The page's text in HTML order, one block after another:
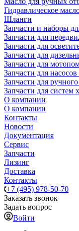
Гидравлическое
Шланги
Запчасти и наборы
Запчасти для
Запчасти для
Запчасти для
Запчасти для
Запчасти для
Запчасти для
Запчасти для систем
О компании
О компании
Контакты
Новости
Документация
Сервис
Запчасти
Лизинг
Доставка
Контакты
+7 (495) 978-50-70
Заказать звонок
Задать вопрос
Войти